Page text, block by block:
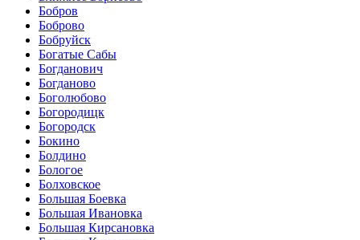
Бобров
Боброво
Бобруйск
Богатые Сабы
Богданович
Богданово
Боголюбово
Богородицк
Богородск
Бокино
Болдино
Бологое
Болховское
Большая Боевка
Большая Ивановка
Большая Кирсановка